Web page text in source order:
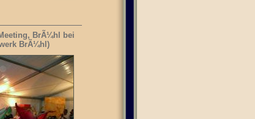
BrÃ¼hl bei
BrÃ¼hl)